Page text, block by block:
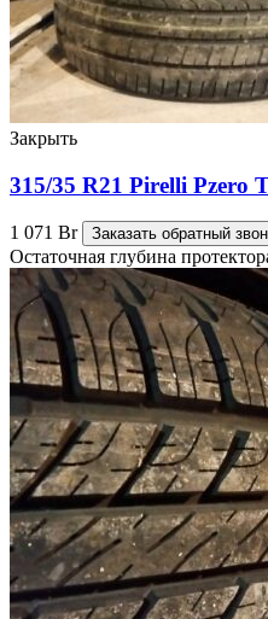
Закрыть
315/35 R21 Pirelli Pzero
1 071 Br Заказать обратный
Остаточная глубина